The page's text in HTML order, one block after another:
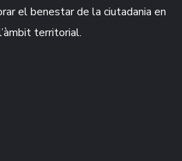
el benestar de la ciutadania en
territorial.